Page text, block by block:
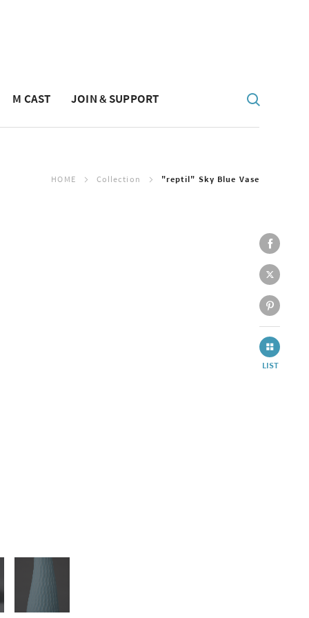
M CAST JOIN & SUPPORT
HOME Collection "reptil" Sky Blue Vase